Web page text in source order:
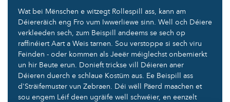
Wat bei Mënschen e witzegt Rollespill ass, kann am
Déiereräich eng Fro vum Iwwerliewe sinn. Well och Déiere
verkleeden sech, zum Beispill andeems se sech op
raffinéiert Aart a Weis tarnen. Sou verstoppe si sech viru
Feinden - oder kommen als Jeeër méiglechst onbemierkt
un hir Beute erun. Donieft trickse vill Déieren aner
Déieren duerch e schlaue Kostüm aus. Ee Beispill ass
d'Sträifemuster vun Zebraen. Déi wëll Päerd maachen et
sou engem Léif deen ugräife well schwéier, en eenzelt